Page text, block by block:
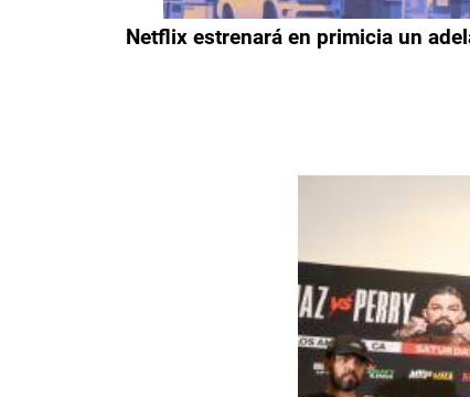
Netflix estrenará en primicia un